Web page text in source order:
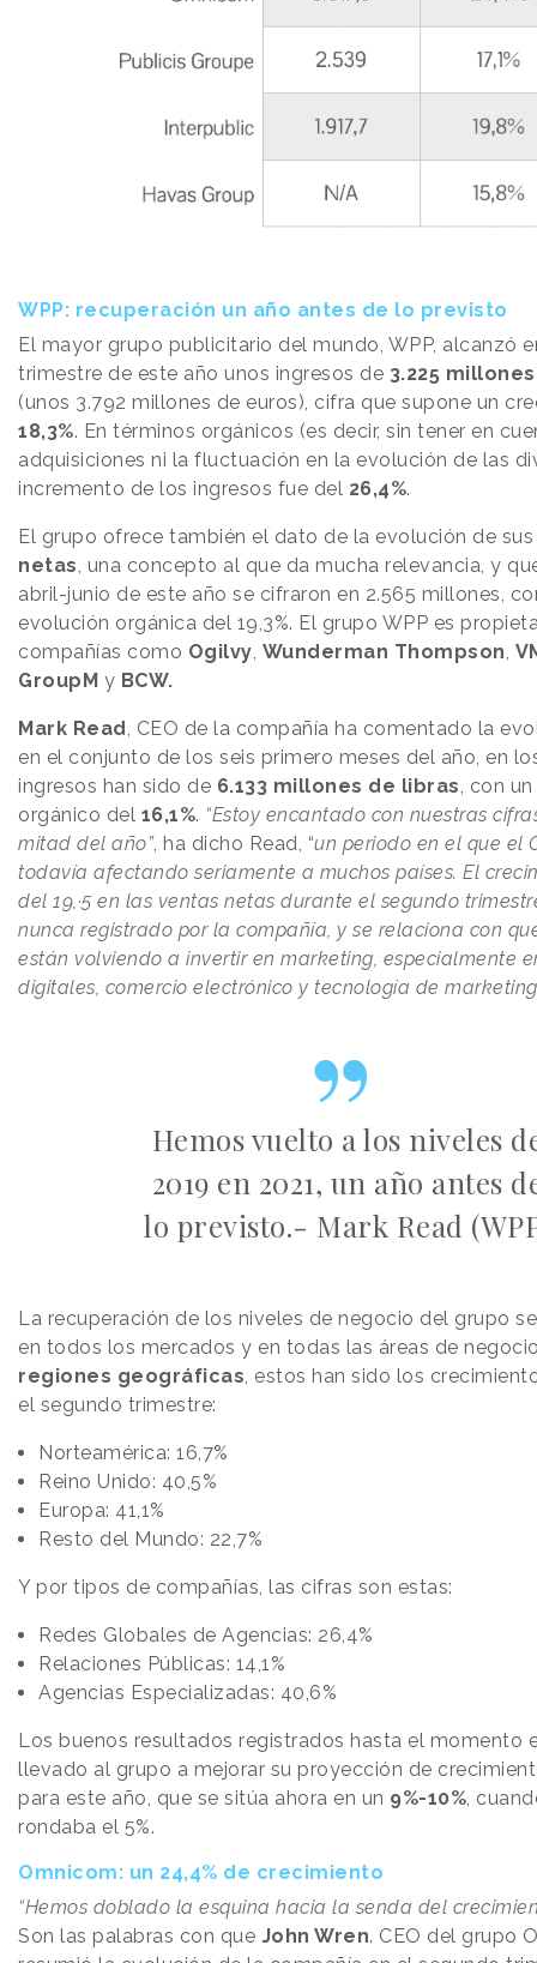
WPP: recuperación un año antes de lo previsto
El mayor grupo publicitario del mundo, WPP, alcanzó
trimestre de este año unos ingresos de 3.225
(unos 3.792 millones de euros), cifra que supone un
18,3%. En términos orgánicos (es decir, sin tener en
adquisiciones ni la fluctuación en la evolución de las
incremento de los ingresos fue del 26,4%.
El grupo ofrece también el dato de la evolución de
netas, una concepto al que da mucha relevancia, y
abril-junio de este año se cifraron en 2.565 millones,
evolución orgánica del 19,3%. El grupo WPP es
compañías como Ogilvy, Wunderman Thompson,
GroupM y BCW.
Mark Read , CEO de la compañía ha comentado la
en el conjunto de los seis primero meses del año, en
ingresos han sido de 6.133 millones de libras, con
orgánico del 16,1%. “Estoy encantado con nuestras
mitad del año”, ha dicho Read, “un periodo en el que el
todavía afectando seriamente a muchos países. El
del 19,·5 en las ventas netas durante el segundo
nunca registrado por la compañía, y se relaciona con
están volviendo a invertir en marketing, especialmente
digitales, comercio electrónico y tecnología de
Hemos vuelto a los niveles
2019 en 2021, un año antes
lo previsto.- Mark Read
La recuperación de los niveles de negocio del grupo
en todos los mercados y en todas las áreas de
regiones geográficas, estos han sido los
el segundo trimestre:
Norteamérica: 16,7%
Reino Unido: 40,5%
Europa: 41,1%
Resto del Mundo: 22,7%
Y por tipos de compañías, las cifras son estas:
Redes Globales de Agencias: 26,4%
Relaciones Públicas: 14,1%
Agencias Especializadas: 40,6%
Los buenos resultados registrados hasta el momento
llevado al grupo a mejorar su proyección de
para este año, que se sitúa ahora en un 9%-10%,
rondaba el 5%.
Omnicom: un 24,4% de crecimiento
“Hemos doblado la esquina hacia la senda del
Son las palabras con que John Wren. CEO del grupo